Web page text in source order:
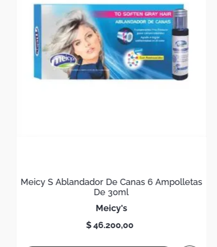
Meicy S Ablandador De Canas 6 Ampolletas
De 30ml
meicy's
$46.200,00